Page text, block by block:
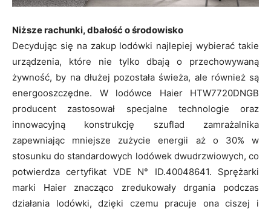
Niższe rachunki, dbałość o środowisko
Decydując się na zakup lodówki najlepiej wybierać takie
urządzenia, które nie tylko dbają o przechowywaną
żywność, by na dłużej pozostała świeża, ale również są
energooszczędne. W lodówce Haier HTW7720DNGB
producent zastosował specjalne technologie oraz
innowacyjną konstrukcję szuflad zamrażalnika
zapewniając mniejsze zużycie energii aż o 30% w
stosunku do standardowych lodówek dwudrzwiowych, co
potwierdza certyfikat VDE N° ID.40048641. Sprężarki
marki Haier znacząco zredukowały drgania podczas
działania lodówki, dzięki czemu pracuje ona ciszej i